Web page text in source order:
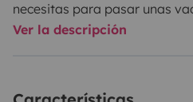
necesitas para pasar unas
preguntar tipo de mascotas
Leer bien las condiciones
Ver la descripción